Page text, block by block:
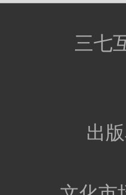
三七
出